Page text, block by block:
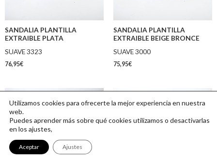
SANDALIA PLANTILLA
EXTRAIBLE PLATA
SUAVE 3323
76,95€
SANDALIA PLANTILLA
EXTRAIBLE BEIGE BRONCE
SUAVE 3000
75,95€
Utilizamos cookies para ofrecerte la mejor experiencia en nuestra
web.
Puedes aprender más sobre qué cookies utilizamos o desactivarlas
en los ajustes,
Aceptar Ajustes